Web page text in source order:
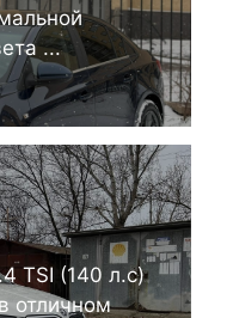
...
TSI (140 л.с)
отличном